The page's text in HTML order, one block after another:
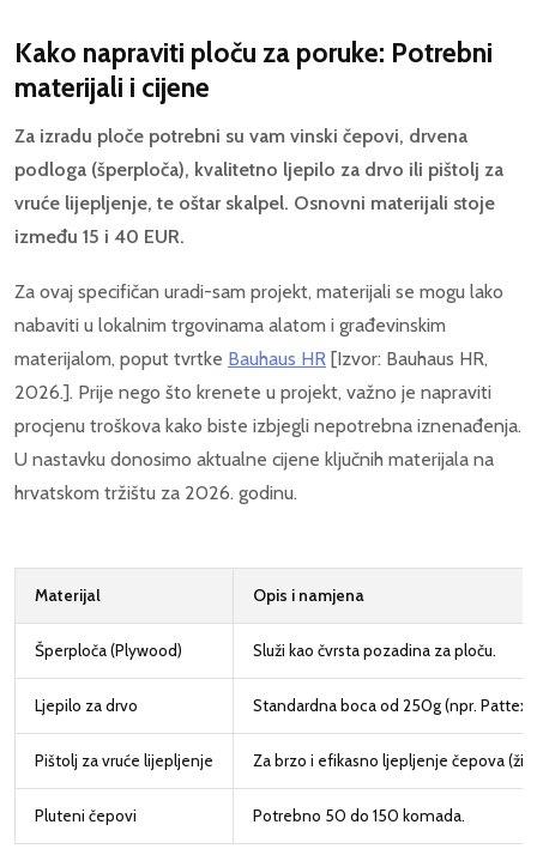
Kako napraviti ploču za poruke: Potrebni
materijali i cijene
Za izradu ploče potrebni su vam vinski čepovi, drvena
podloga (šperploča), kvalitetno ljepilo za drvo ili pištolj za
vruće lijepljenje, te oštar skalpel. Osnovni materijali stoje
između 15 i 40 EUR.
Za ovaj specifičan uradi-sam projekt, materijali se mogu lako
nabaviti u lokalnim trgovinama alatom i građevinskim
materijalom, poput tvrtke Bauhaus HR [Izvor: Bauhaus HR,
2026.]. Prije nego što krenete u projekt, važno je napraviti
procjenu troškova kako biste izbjegli nepotrebna iznenađenja.
U nastavku donosimo aktualne cijene ključnih materijala na
hrvatskom tržištu za 2026. godinu.
Materijal Opis i namjena
Šperploča (Plywood) Služi kao čvrsta pozadina za ploču.
Ljepilo za drvo Standardna boca od 250g (npr. Pattex
Pištolj za vruće lijepljenje Za brzo i efikasno ljepljenje čepova
Pluteni čepovi Potrebno 50 do 150 komada.